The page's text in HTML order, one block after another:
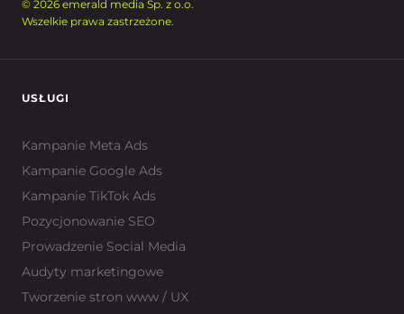
© 2026 emerald media Sp. z o.o.
Wszelkie prawa zastrzeżone.
USŁUGI
Kampanie Meta Ads
Kampanie Google Ads
Kampanie TikTok Ads
Pozycjonowanie SEO
Prowadzenie Social Media
Audyty marketingowe
Tworzenie stron www / UX